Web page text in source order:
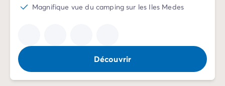
Magnifique vue du camping sur les Iles Medes
Découvrir